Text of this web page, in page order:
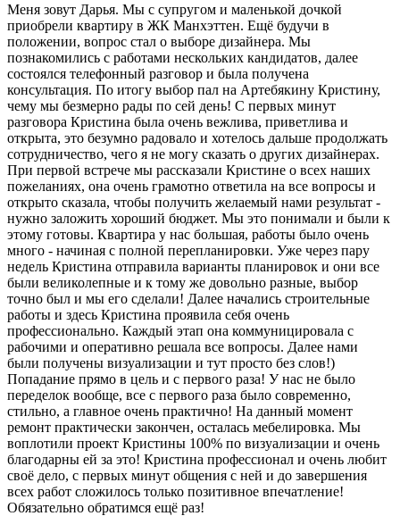
Меня зовут Дарья. Мы с супругом и маленькой дочкой
приобрели квартиру в ЖК Манхэттен. Ещё будучи в
положении, вопрос стал о выборе дизайнера. Мы
познакомились с работами нескольких кандидатов, далее
состоялся телефонный разговор и была получена
консультация. По итогу выбор пал на Артебякину Кристину,
чему мы безмерно рады по сей день! С первых минут
разговора Кристина была очень вежлива, приветлива и
открыта, это безумно радовало и хотелось дальше продолжать
сотрудничество, чего я не могу сказать о других дизайнерах.
При первой встрече мы рассказали Кристине о всех наших
пожеланиях, она очень грамотно ответила на все вопросы и
открыто сказала, чтобы получить желаемый нами результат -
нужно заложить хороший бюджет. Мы это понимали и были к
этому готовы. Квартира у нас большая, работы было очень
много - начиная с полной перепланировки. Уже через пару
недель Кристина отправила варианты планировок и они все
были великолепные и к тому же довольно разные, выбор
точно был и мы его сделали! Далее начались строительные
работы и здесь Кристина проявила себя очень
профессионально. Каждый этап она коммуницировала с
рабочими и оперативно решала все вопросы. Далее нами
были получены визуализации и тут просто без слов!)
Попадание прямо в цель и с первого раза! У нас не было
переделок вообще, все с первого раза было современно,
стильно, а главное очень практично! На данный момент
ремонт практически закончен, осталась мебелировка. Мы
воплотили проект Кристины 100% по визуализации и очень
благодарны ей за это! Кристина профессионал и очень любит
своё дело, с первых минут общения с ней и до завершения
всех работ сложилось только позитивное впечатление!
Обязательно обратимся ещё раз!